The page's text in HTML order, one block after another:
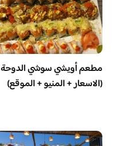
مطعم أويشي سوشي الدوحة
(الاسعار + المنيو + الموقع)